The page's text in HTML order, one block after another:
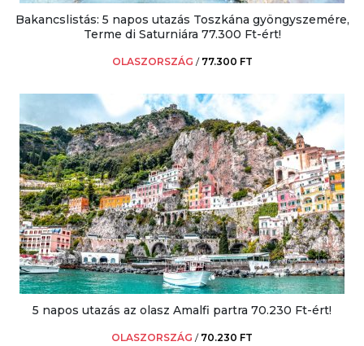
Bakancslistás: 5 napos utazás Toszkána gyöngyszemére,
Terme di Saturniára 77.300 Ft-ért!
OLASZORSZÁG / 77.300 FT
5 napos utazás az olasz Amalfi partra 70.230 Ft-ért!
OLASZORSZÁG / 70.230 FT